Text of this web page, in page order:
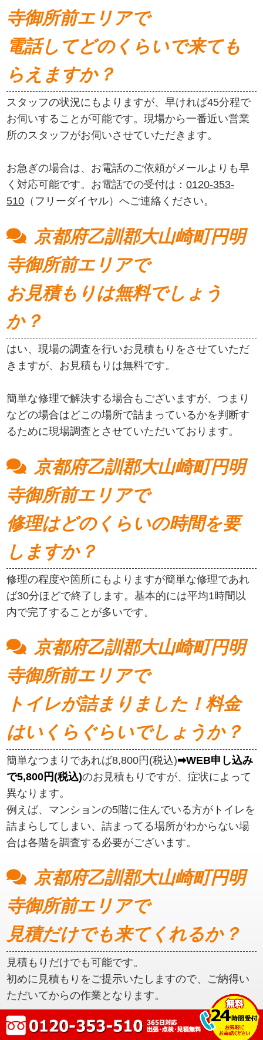
寺御所前エリアで
電話してどのくらいで来ても
らえますか？
スタッフの状況にもよりますが、早ければ45分程で
お伺いすることが可能です。現場から一番近い営業
所のスタッフがお伺いさせていただきます。
お急ぎの場合は、お電話のご依頼がメールよりも早
く対応可能です。お電話での受付は：0120-353-
510 （フリーダイヤル）へご連絡ください。
京都府乙訓郡大山崎町円明
寺御所前エリアで
お見積もりは無料でしょう
か？
はい、現場の調査を行いお見積もりをさせていただ
きますが、お見積もりは無料です。
簡単な修理で解決する場合もございますが、つまり
などの場合はどこの場所で詰まっているかを判断す
るために現場調査とさせていただいております。
京都府乙訓郡大山崎町円明
寺御所前エリアで
修理はどのくらいの時間を要
しますか？
修理の程度や箇所にもよりますが簡単な修理であれ
ば30分ほどで終了します。基本的には平均1時間以
内で完了することが多いです。
京都府乙訓郡大山崎町円明
寺御所前エリアで
トイレが詰まりました！料金
はいくらぐらいでしょうか？
簡単なつまりであれば8,800円(税込)➡WEB申し込み
で5,800円(税込)のお見積もりですが、症状によって
異なります。
例えば、マンションの5階に住んでいる方がトイレを
詰まらしてしまい、詰まってる場所がわからない場
合は各階を調査する必要がございます。
京都府乙訓郡大山崎町円明
寺御所前エリアで
見積だけでも来てくれるか？
見積もりだけでも可能です。
初めに見積もりをご提示いたしますので、ご納得い
ただいてからの作業となります。
京都府乙訓郡大山崎町円明